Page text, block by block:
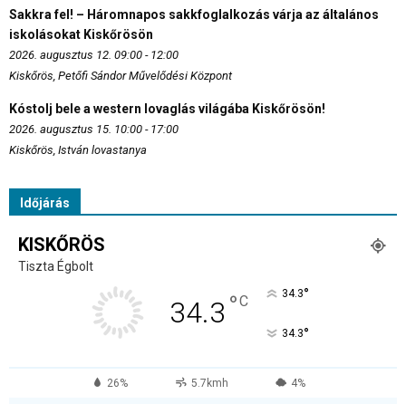
Sakkra fel! – Háromnapos sakkfoglalkozás várja az általános
iskolásokat Kiskőrösön
2026. augusztus 12. 09:00 - 12:00
Kiskőrös, Petőfi Sándor Művelődési Központ
Kóstolj bele a western lovaglás világába Kiskőrösön!
2026. augusztus 15. 10:00 - 17:00
Kiskőrös, István lovastanya
Időjárás
KISKŐRÖS
Tiszta Égbolt
34.3 °C 34.3°
34.3°
26% 5.7kmh 4%